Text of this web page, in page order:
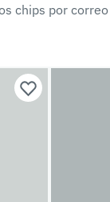
chips por correo